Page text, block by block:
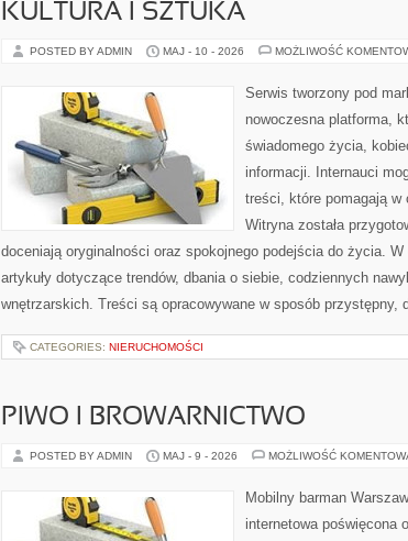
KULTURA I SZTUKA
POSTED BY ADMIN MAJ - 10 - 2026 MOŻLIWOŚĆ
Serwis tworzony pod
nowoczesna platforma,
świadomego życia,
informacji. Internauci
treści, które pomagają w
Witryna została
doceniają oryginalności oraz spokojnego podejścia do życia.
artykuły dotyczące trendów, dbania o siebie, codziennych
wnętrzarskich. Treści są opracowywane w sposób
CATEGORIES: NIERUCHOMOŚCI
PIWO I BROWARNICTWO
POSTED BY ADMIN MAJ - 9 - 2026 MOŻLIWOŚĆ
Mobilny barman
internetowa poświęcona